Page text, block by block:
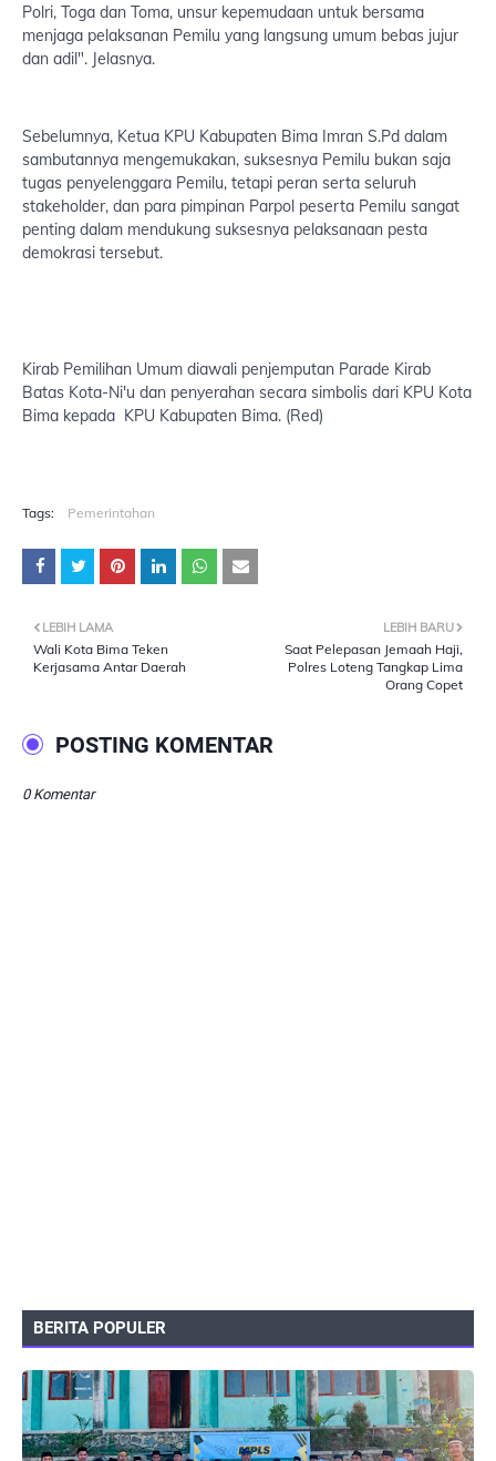
Polri, Toga dan Toma, unsur kepemudaan untuk bersama
menjaga pelaksanan Pemilu yang langsung umum bebas jujur
dan adil". Jelasnya.
Sebelumnya, Ketua KPU Kabupaten Bima Imran S.Pd dalam
sambutannya mengemukakan, suksesnya Pemilu bukan saja
tugas penyelenggara Pemilu, tetapi peran serta seluruh
stakeholder, dan para pimpinan Parpol peserta Pemilu sangat
penting dalam mendukung suksesnya pelaksanaan pesta
demokrasi tersebut.
Kirab Pemilihan Umum diawali penjemputan Parade Kirab
Batas Kota-Ni'u dan penyerahan secara simbolis dari KPU Kota
Bima kepada KPU Kabupaten Bima. (Red)
Tags: Pemerintahan
LEBIH BARU
Saat Pelepasan Jemaah Haji,
Polres Loteng Tangkap Lima
Orang Copet
LEBIH LAMA
Wali Kota Bima Teken
Kerjasama Antar Daerah
POSTING KOMENTAR
0 Komentar
BERITA POPULER